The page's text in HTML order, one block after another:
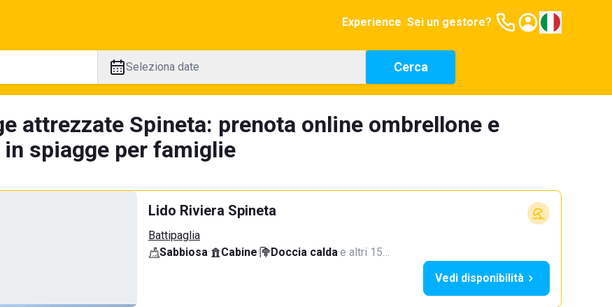
Experience Sei un gestore?
Seleziona date Cerca
attrezzate Spineta: prenota online ombrellone e
spiagge per famiglie
Lido Riviera Spineta
Battipaglia
Sabbiosa· Cabine· Doccia calda·e altri 15…
Vedi disponibilità